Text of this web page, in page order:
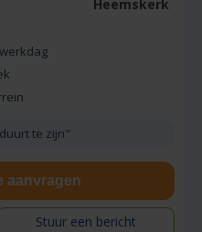
Heemskerk
te zijn"
aanvragen
Stuur een bericht